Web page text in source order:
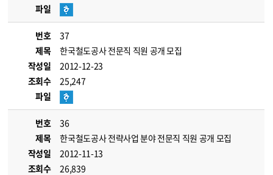
파일
번호
37
제목
한국철도공사 전문직 직원 공개 모집
작성일
2012-12-23
조회수
25,247
파일
번호
36
제목
한국철도공사 전략사업 분야 전문직 직원 공개 모집
작성일
2012-11-13
조회수
26,839